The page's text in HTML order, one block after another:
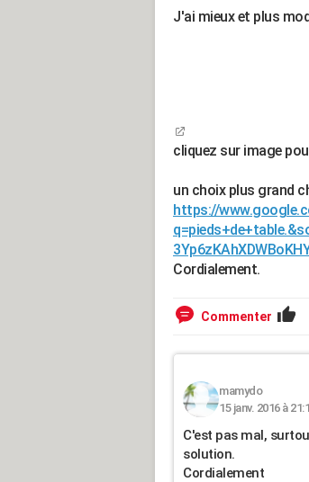
J'ai mieux et plus
cliquez sur image
un choix plus grand
https://
Cordialement.
Commenter
mamydo
15 janv. 2016 à
C'est pas mal,
solution.
Cordialement